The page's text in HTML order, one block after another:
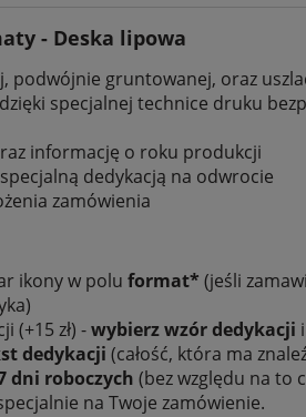
- Deska lipowa
podwójnie gruntowanej, oraz
specjalnej technice druku
informację o roku produkcji
dedykacją na odwrocie
zamówienia
ikony w polu format* (jeśli
(+15 zł) -wybierz wzór dedykacji i
dedykacji (całość, która ma
dni roboczych (bez względu na to
na Twoje zamówienie.